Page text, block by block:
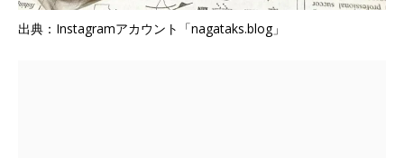
出典：Instagramアカウント「nagataks.blog」